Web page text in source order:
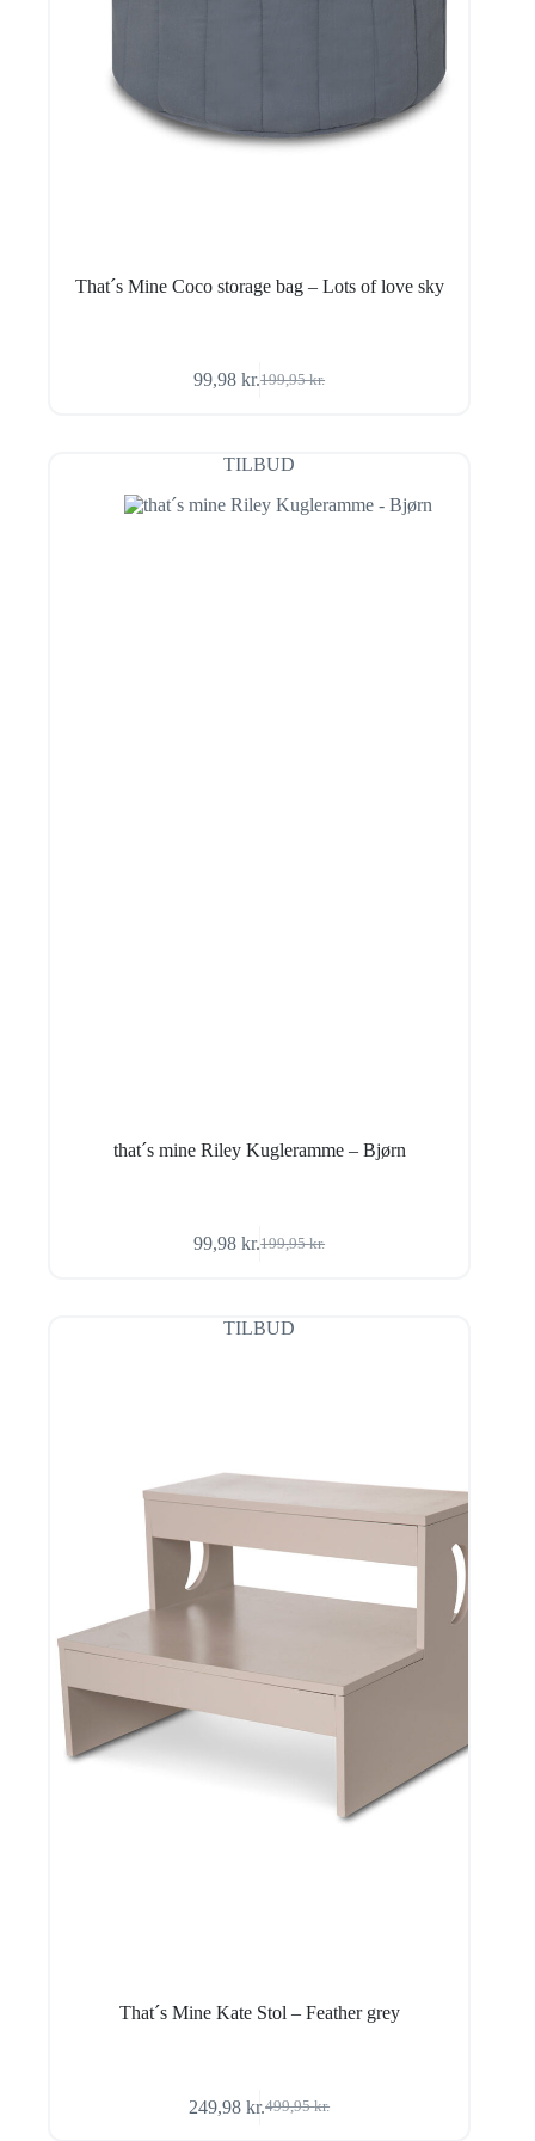
That´s Mine Coco storage bag – Lots of love sky
199,95kr.
Den
var:
199,95 kr..
99,98kr.Den
er:
99,98 kr..
TILBUD
that´s mine Riley Kugleramme – Bjørn
199,95kr.
Den
var:
199,95 kr..
99,98kr.Den
er:
99,98 kr..
TILBUD
That´s Mine Kate Stol – Feather grey
499,95kr.
Den
249,98kr.Den